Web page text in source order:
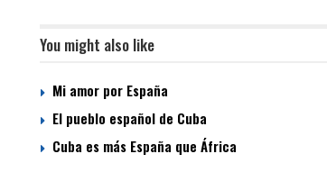
You might also like
Mi amor por España
El pueblo español de Cuba
Cuba es más España que África